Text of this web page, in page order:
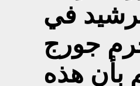
في
جورج
بأن هذه